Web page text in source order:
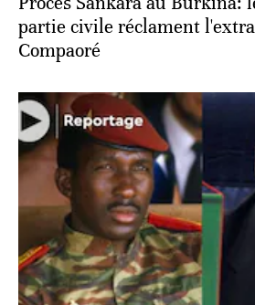
partie civile réclament
Compaoré